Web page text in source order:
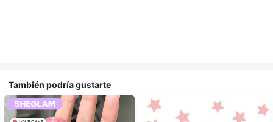
También podría gustarte